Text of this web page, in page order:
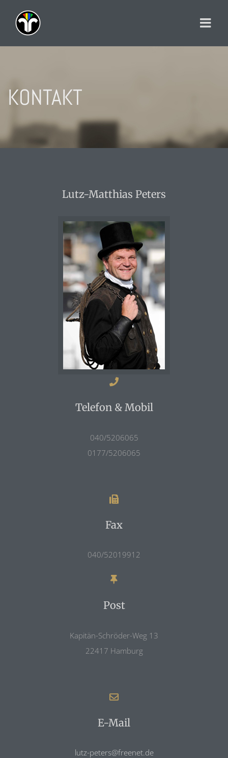
Inhalt
springen
KONTAKT
Lutz-Matthias Peters
Telefon & Mobil
040/5206065
0177/5206065
Fax
040/52019912
Post
Kapitän-Schröder-Weg 13
22417 Hamburg
E-Mail
lutz-peters@freenet.de